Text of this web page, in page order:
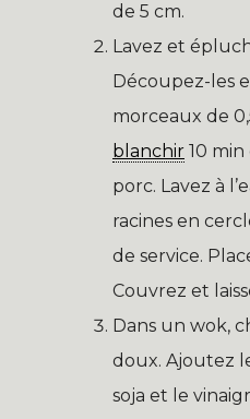
de 5 cm.
Lavez et
Découpez-les
morceaux de
blanchir 10 min
porc. Lavez à
racines en
de service.
Couvrez et
Dans un wok,
doux. Ajoutez
soja et le